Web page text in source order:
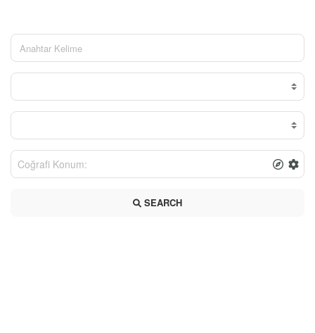
SEARCH